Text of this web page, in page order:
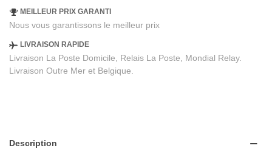
MEILLEUR PRIX GARANTI
Nous vous garantissons le meilleur prix
LIVRAISON RAPIDE
Livraison La Poste Domicile, Relais La Poste, Mondial Relay.
Livraison Outre Mer et Belgique.
Description